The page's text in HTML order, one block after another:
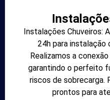
Instalações Chuveiros:
24h para instalação
Realizamos a
garantindo o perfeito
riscos de sobrecarga.
prontos para